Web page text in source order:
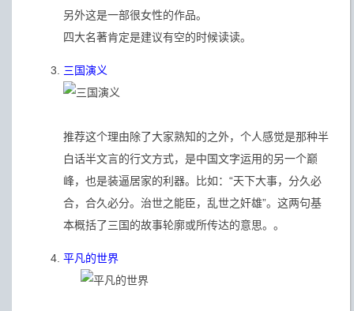
另外这是一部很女性的作品。
四大名著肯定是建议有空的时候读读。
三国演义
推荐这个理由除了大家熟知的之外，个人感觉是那种半
白话半文言的行文方式，是中国文字运用的另一个巅
峰，也是装逼居家的利器。比如：“天下大事，分久必
合，合久必分。治世之能臣，乱世之奸雄”。这两句基
本概括了三国的故事轮廓或所传达的意思。。
平凡的世界